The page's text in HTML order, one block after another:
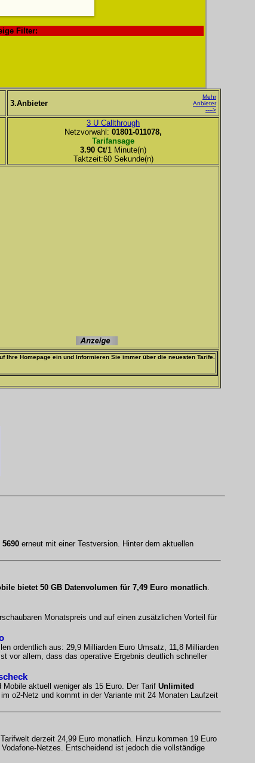
Filter:
3.Anbieter
Mehr
Anbieter
---->
3 U Callthrough
Netzvorwahl: 01801-011078,
Tarifansage
3.90 Ct/1 Minute(n)
Taktzeit:60 Sekunde(n)
Ihre Homepage ein und Informieren Sie immer über die neuesten Tarife.
5690 erneut mit einer Testversion. Hinter dem aktuellen
bietet 50 GB Datenvolumen für 7,49 Euro monatlich.
Monatspreis und auf einen zusätzlichen Vorteil für
ordentlich aus: 29,9 Milliarden Euro Umsatz, 11,8 Milliarden
vor allem, dass das operative Ergebnis deutlich schneller
Mobile aktuell weniger als 15 Euro. Der Tarif Unlimited
o2-Netz und kommt in der Variante mit 24 Monaten Laufzeit
derzeit 24,99 Euro monatlich. Hinzu kommen 19 Euro
Netzes. Entscheidend ist jedoch die vollständige